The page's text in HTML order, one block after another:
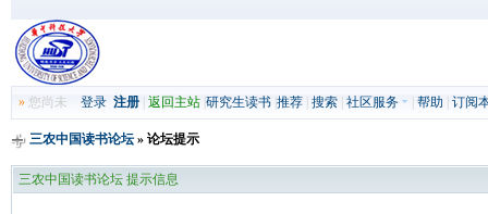
»您尚未 登录 注册| 返回主站| 研究生读书| 推荐| 搜索| 社区服务 帮助 订阅
三农中国读书论坛» 论坛提示
三农中国读书论坛 提示信息